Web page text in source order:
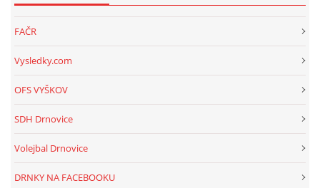
FAČR
Vysledky.com
OFS VYŠKOV
SDH Drnovice
Volejbal Drnovice
DRNKY NA FACEBOOKU